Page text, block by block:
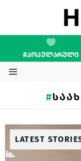
#ᲞᲝᲞᲣᲚᲐᲠᲣᲚᲘ
LATEST